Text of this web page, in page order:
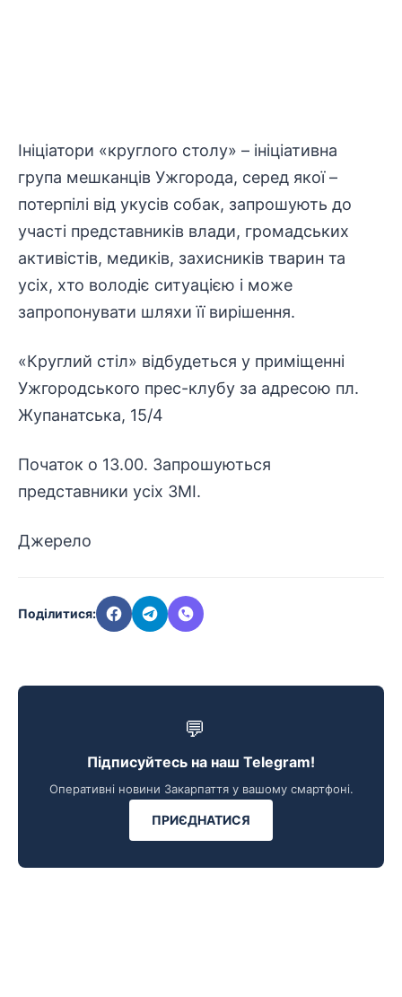
Ініціатори «круглого столу» – ініціативна
група мешканців Ужгорода, серед якої –
потерпілі від укусів собак, запрошують до
участі представників влади, громадських
активістів, медиків, захисників тварин та
усіх, хто володіє ситуацією і може
запропонувати шляхи її вирішення.
«Круглий стіл» відбудеться у приміщенні
Ужгородського прес-клубу за адресою пл.
Жупанатська, 15/4
Початок о 13.00. Запрошуються
представники усіх ЗМІ.
Джерело
Поділитися:
💬
Підписуйтесь на наш Telegram!
Оперативні новини Закарпаття у вашому смартфоні.
ПРИЄДНАТИСЯ